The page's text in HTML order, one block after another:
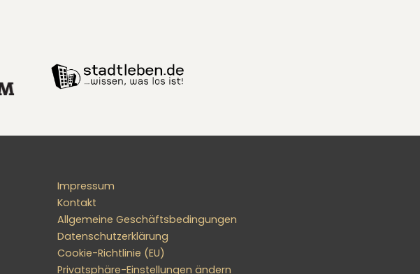
Impressum
Kontakt
Allgemeine Geschäftsbedingungen
Datenschutzerklärung
Cookie-Richtlinie (EU)
Privatsphäre-Einstellungen ändern